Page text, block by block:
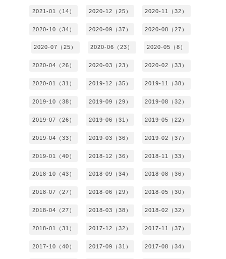
2021-01（14） 2020-12（25） 2020-11（32）
2020-10（34） 2020-09（37） 2020-08（27）
2020-07（25） 2020-06（23） 2020-05（8）
2020-04（26） 2020-03（23） 2020-02（33）
2020-01（31） 2019-12（35） 2019-11（38）
2019-10（38） 2019-09（29） 2019-08（32）
2019-07（26） 2019-06（31） 2019-05（22）
2019-04（33） 2019-03（36） 2019-02（37）
2019-01（40） 2018-12（36） 2018-11（33）
2018-10（43） 2018-09（34） 2018-08（36）
2018-07（27） 2018-06（29） 2018-05（30）
2018-04（27） 2018-03（38） 2018-02（32）
2018-01（31） 2017-12（32） 2017-11（37）
2017-10（40） 2017-09（31） 2017-08（34）